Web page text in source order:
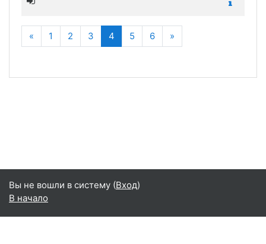
« Назад
1 2 3 4 (текущая)
5 6 »
Вы не вошли в систему (Вход)
В начало
Русский ‎(ru)‎